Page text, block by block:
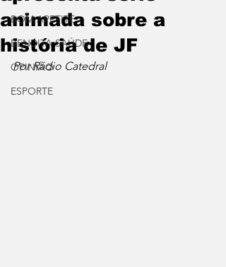
BOM APETITE
BENDITA SAÚDE
OPINIÃO
ESPORTE
animada sobre a
história de JF
Por Rádio Catedral